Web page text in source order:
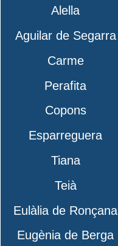
Alella
Aguilar de Segarra
Carme
Perafita
Copons
Esparreguera
Tiana
Teià
Eulàlia de Ronçana
Eugènia de Berga